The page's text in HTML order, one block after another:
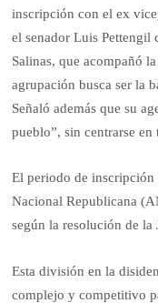
inscripción con el ex
el senador Luis
Salinas, que acompañó
agrupación busca ser la
Señaló además que su
pueblo”, sin centrarse en
El periodo de
Nacional Republicana
según la resolución de la
Esta división en la
complejo y competitivo